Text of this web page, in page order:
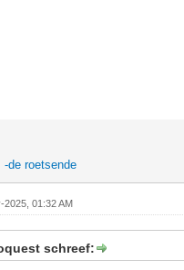
-de roetsende
2025, 01:32 AM
schreef: